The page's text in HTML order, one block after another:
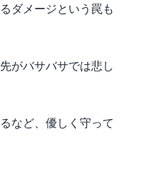
ダメージという罠も
がバサバサでは悲し
など、優しく守って